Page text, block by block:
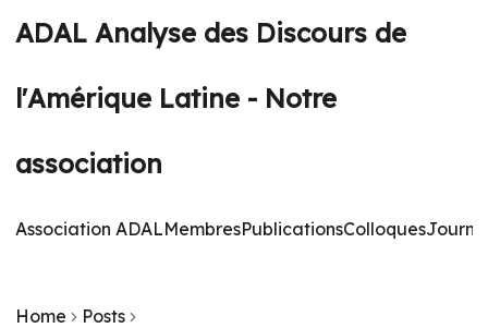
ADAL Analyse des Discours de
l'Amérique Latine - Notre
association
Association ADALMembresPublicationsColloques
Home Posts